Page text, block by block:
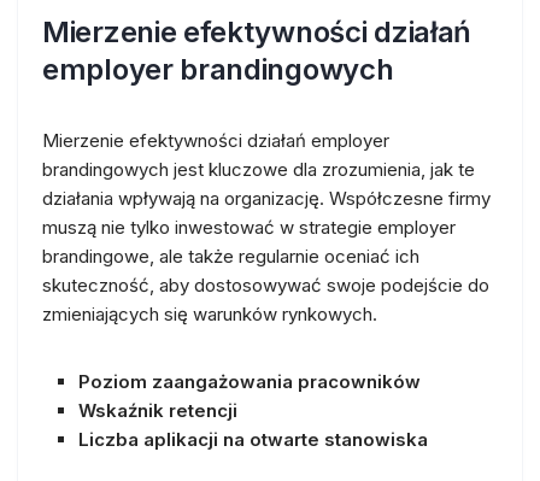
Mierzenie efektywności działań
employer brandingowych
Mierzenie efektywności działań employer
brandingowych jest kluczowe dla zrozumienia, jak te
działania wpływają na organizację. Współczesne firmy
muszą nie tylko inwestować w strategie employer
brandingowe, ale także regularnie oceniać ich
skuteczność, aby dostosowywać swoje podejście do
zmieniających się warunków rynkowych.
Poziom zaangażowania pracowników
Wskaźnik retencji
Liczba aplikacji na otwarte stanowiska